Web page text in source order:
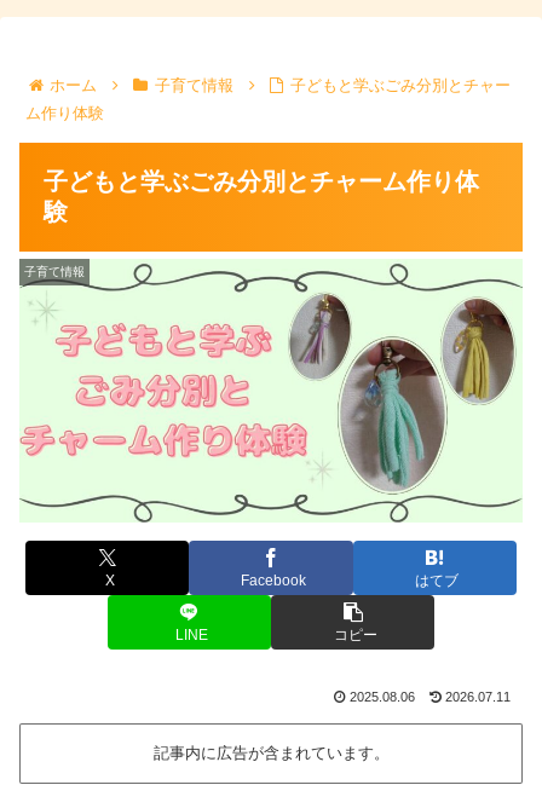
ホーム 子育て情報
子どもと学ぶごみ分別とチャー
ム作り体験
子どもと学ぶごみ分別とチャーム作り体
験
子育て情報
X Facebook はてブ
LINE コピー
2025.08.06 2026.07.11
記事内に広告が含まれています。